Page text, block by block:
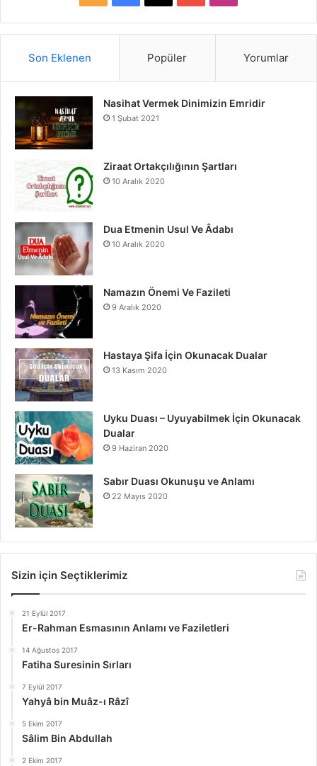
S
a
b
o
o
u
e
n
a
r
Son Eklenen Popüler Yorumlar
Nasihat Vermek Dinimizin Emridir
1 Şubat 2021
Ziraat Ortakçılığının Şartları
10 Aralık 2020
Dua Etmenin Usul Ve Âdabı
10 Aralık 2020
Namazın Önemi Ve Fazileti
9 Aralık 2020
Hastaya Şifa İçin Okunacak Dualar
13 Kasım 2020
Uyku Duası – Uyuyabilmek İçin Okunacak
Dualar
9 Haziran 2020
Sabır Duası Okunuşu ve Anlamı
22 Mayıs 2020
Sizin için Seçtiklerimiz
21 Eylül 2017
Er-Rahman Esmasının Anlamı ve Faziletleri
14 Ağustos 2017
Fatiha Suresinin Sırları
7 Eylül 2017
Yahyâ bin Muâz-ı Râzî
5 Ekim 2017
Sâlim Bin Abdullah
2 Ekim 2017